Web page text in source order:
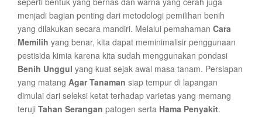
menjadi bagian penting dari metodologi pemilihan benih
yang dilakukan secara mandiri. Melalui pemahaman Cara
Memilih yang benar, kita dapat meminimalisir penggunaan
pestisida kimia karena kita sudah menggunakan pondasi
Benih Unggul yang kuat sejak awal masa tanam. Persiapan
yang matang Agar Tanaman siap tempur di lapangan
dimulai dari seleksi ketat terhadap varietas yang memang
teruji Tahan Serangan patogen serta Hama Penyakit.